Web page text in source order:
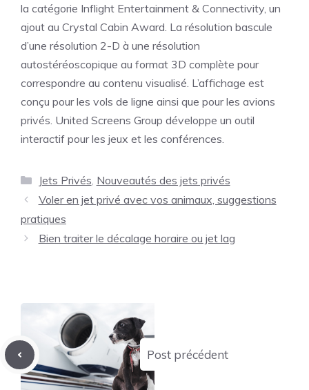
la catégorie Inflight Entertainment & Connectivity, un
ajout au Crystal Cabin Award. La résolution bascule
d’une résolution 2-D à une résolution
autostéréoscopique au format 3D complète pour
correspondre au contenu visualisé. L’affichage est
conçu pour les vols de ligne ainsi que pour les avions
privés. United Screens Group développe un outil
interactif pour les jeux et les conférences.
Catégories
Jets Privés Nouveautés des jets privés
Voler en jet privé avec vos animaux, suggestions
pratiques
Bien traiter le décalage horaire ou jet lag
Post précédent